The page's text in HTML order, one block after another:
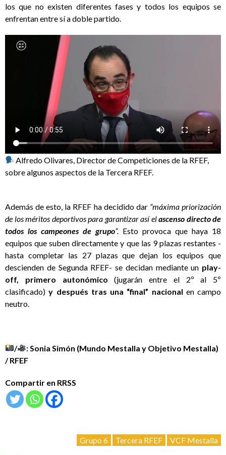
los que no existen diferentes fases y todos los equipos se
enfrentan entre sí a doble partido.
Alfredo Olivares, Director de Competiciones de la RFEF,
sobre algunos aspectos de la Tercera RFEF.
Además de esto, la RFEF ha decidido dar “máxima priorización
de los méritos deportivos para garantizar así elascenso directo de
todos los campeones de grupo”. Esto provoca que haya 18
equipos que suben directamente y que las 9 plazas restantes -
hasta completar las 27 plazas que dejan los equipos que
descienden de Segunda RFEF- se decidan mediante un play-
off, primero autonómico (jugarán entre el 2º al 5º
clasificado)y después tras una “final” nacional en campo
neutro.
/
: Sonia Simón (Mundo Mestalla y Objetivo Mestalla)
/ RFEF
Compartir en RRSS
Grupo 6 Tercera RFEF VCF Mestalla